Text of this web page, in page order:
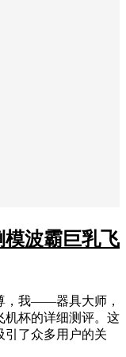
模波霸巨乳飞
，我——器具大师，
机杯的详细测评。这
引了众多用户的关